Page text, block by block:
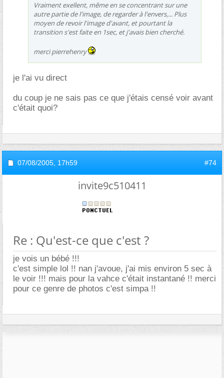
Vraiment exellent, même en se concentrant sur une
autre partie de l'image, de regarder à l'envers,... Plus
moyen de revoir l'image d'avant, et pourtant la
transition s'est faite en 1sec, et j'avais bien cherché.
merci pierrehenry
je l'ai vu direct
du coup je ne sais pas ce que j'étais censé voir avant
c'était quoi?
07/08/2005, 17h59 #74
invite9c510411
Re : Qu'est-ce que c'est ?
je vois un bébé !!!
c'est simple lol !! nan j'avoue, j'ai mis environ 5 sec à
le voir !!! mais pour la vahce c'était instantané !! merci
pour ce genre de photos c'est simpa !!